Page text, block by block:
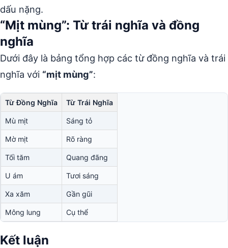
dấu nặng.
“Mịt mùng”: Từ trái nghĩa và đồng
nghĩa
Dưới đây là bảng tổng hợp các từ đồng nghĩa và trái
nghĩa với “mịt mùng”:
Từ Đồng Nghĩa Từ Trái Nghĩa
Mù mịt Sáng tỏ
Mờ mịt Rõ ràng
Tối tăm Quang đãng
U ám Tươi sáng
Xa xăm Gần gũi
Mông lung Cụ thể
Kết luận